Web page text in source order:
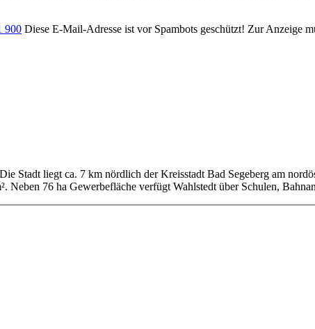
900 Diese E-Mail-Adresse ist vor Spambots geschützt! Zur Anzeige
Stadt liegt ca. 7 km nördlich der Kreisstadt Bad Segeberg am
76 ha Gewerbefläche verfügt Wahlstedt über Schulen,